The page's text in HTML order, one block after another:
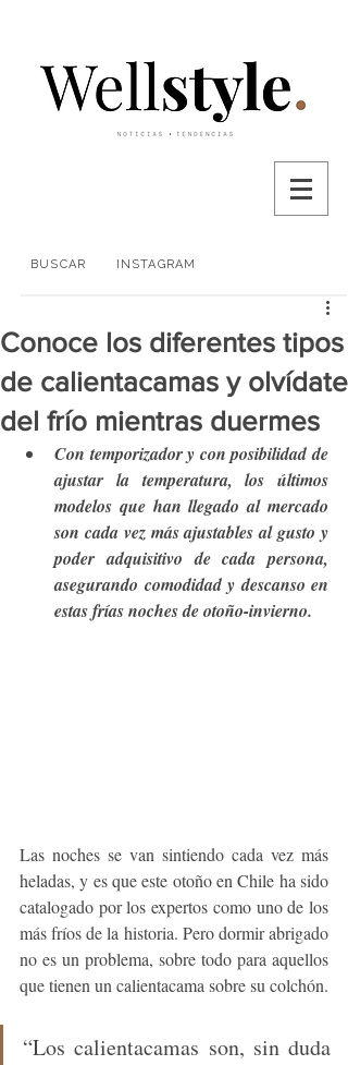
BUSCAR INSTAGRAM
Conoce los diferentes tipos
de calientacamas y olvídate
del frío mientras duermes
Con temporizador y con posibilidad de
ajustar la temperatura, los últimos
modelos que han llegado al mercado
son cada vez más ajustables al gusto y
poder adquisitivo de cada persona,
asegurando comodidad y descanso en
estas frías noches de otoño-invierno.
Las noches se van sintiendo cada vez más
heladas, y es que este otoño en Chile ha sido
catalogado por los expertos como uno de los
más fríos de la historia. Pero dormir abrigado
no es un problema, sobre todo para aquellos
“Los calientacamas son, sin duda